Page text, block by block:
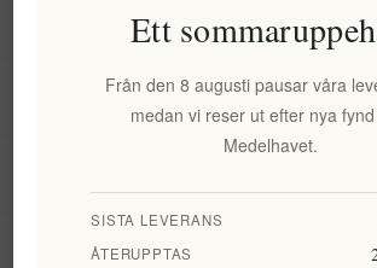
Mitt konto
Ett
Från den 8 augusti pausar våra
medan vi reser ut efter nya
Medelhavet.
SISTA LEVERANS
ÅTERUPPTAS